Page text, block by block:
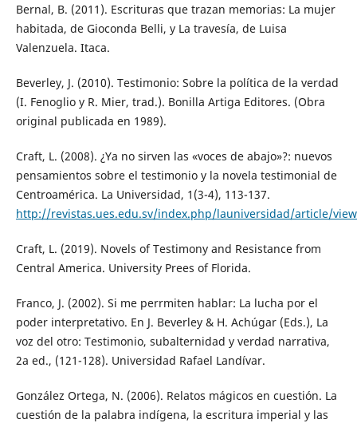
Bernal, B. (2011). Escrituras que trazan memorias: La mujer
habitada, de Gioconda Belli, y La travesía, de Luisa
Valenzuela. Itaca.
Beverley, J. (2010). Testimonio: Sobre la política de la verdad
(I. Fenoglio y R. Mier, trad.). Bonilla Artiga Editores. (Obra
original publicada en 1989).
Craft, L. (2008). ¿Ya no sirven las «voces de abajo»?: nuevos
pensamientos sobre el testimonio y la novela testimonial de
Centroamérica. La Universidad, 1(3-4), 113-137.
http://revistas.ues.edu.sv/index.php/launiversidad/article/
Craft, L. (2019). Novels of Testimony and Resistance from
Central America. University Prees of Florida.
Franco, J. (2002). Si me perrmiten hablar: La lucha por el
poder interpretativo. En J. Beverley & H. Achúgar (Eds.), La
voz del otro: Testimonio, subalternidad y verdad narrativa,
2a ed., (121-128). Universidad Rafael Landívar.
González Ortega, N. (2006). Relatos mágicos en cuestión. La
cuestión de la palabra indígena, la escritura imperial y las